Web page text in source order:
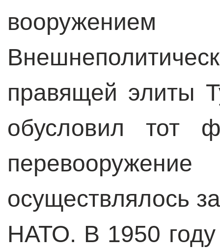
правящей элиты
обусловил тот
осуществлялось
НАТО. В 1950